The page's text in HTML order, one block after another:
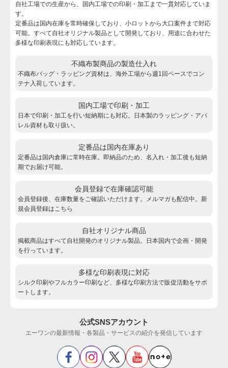
自社工場での生産から、国内工場での印刷・加工まで一貫対応していま
す。
定番品は国内在庫を常時確保しており、小ロットから大口案件まで対応
可能。すべて自社オリジナル製品として開発しており、用途に合わせた
多様な印刷表現にも対応しています。
不織布製商品の製造仕入れ
不織布バッグ・ラッピング資材は、海外工場から週1回ペースでコン
テナ入荷しています。
国内工場で印刷・加工
日本で印刷・加工を行い短納期にも対応。日本製のラッピング・アパ
レル資材も取り扱い。
定番品は国内在庫あり
定番品は国内倉庫に常時在庫。即納品のため、名入れ・加工後も短納
期でお届け可能。
会員登録で在庫確認可能
会員登録後、在庫数量をご確認いただけます。メルマガも配信中。新
規会員登録はこちら
自社オリジナル商品
掲載商品はすべて自社開発のオリジナル製品。日本国内で企画・開発
を行っています。
多様な印刷表現に対応
シルク印刷やフルカラー印刷など、多様な印刷方法で販促活動をサポ
ートします。
公式SNSアカウント
エーワンの最新情報・各製品・サービスの紹介を発信しています